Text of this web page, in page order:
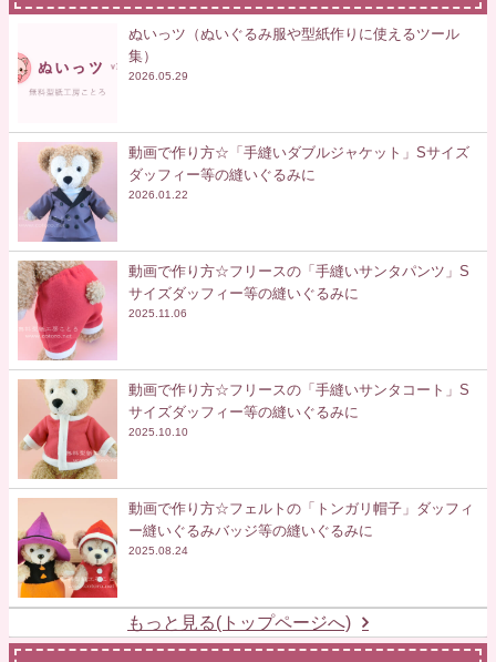
ぬいっツ（ぬいぐるみ服や型紙作りに使えるツール
集）
2026.05.29
動画で作り方☆「手縫いダブルジャケット」Sサイズ
ダッフィー等の縫いぐるみに
2026.01.22
動画で作り方☆フリースの「手縫いサンタパンツ」S
サイズダッフィー等の縫いぐるみに
2025.11.06
動画で作り方☆フリースの「手縫いサンタコート」S
サイズダッフィー等の縫いぐるみに
2025.10.10
動画で作り方☆フェルトの「トンガリ帽子」ダッフィ
ー縫いぐるみバッジ等の縫いぐるみに
2025.08.24
もっと見る(トップページへ)